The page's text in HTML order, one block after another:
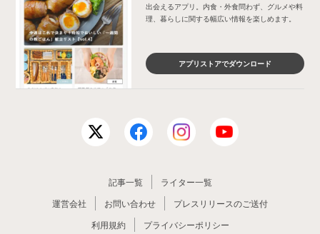
出会えるアプリ。内食・外食問わず、グルメや料
理、暮らしに関する幅広い情報を楽しめます。
アプリストアでダウンロード
記事一覧
ライター一覧
運営会社
お問い合わせ
プレスリリースのご送付
利用規約
プライバシーポリシー